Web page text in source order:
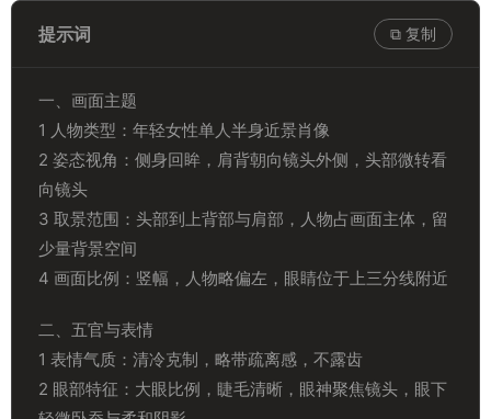
提示词 ⧉ 复制
一、画面主题
1 人物类型：年轻女性单人半身近景肖像
2 姿态视角：侧身回眸，肩背朝向镜头外侧，头部微转看
向镜头
3 取景范围：头部到上背部与肩部，人物占画面主体，留
少量背景空间
4 画面比例：竖幅，人物略偏左，眼睛位于上三分线附近
二、五官与表情
1 表情气质：清冷克制，略带疏离感，不露齿
2 眼部特征：大眼比例，睫毛清晰，眼神聚焦镜头，眼下